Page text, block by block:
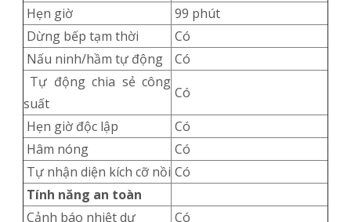
Hẹn giờ
99 phút
Dừng bếp tạm thời
Có
Nấu ninh/hầm tự động
Có
Tự động chia sẻ công
suất
Có
Hẹn giờ độc lập
Có
Hâm nóng
Có
Tự nhận diện kích cỡ nồi Có
Tính năng an toàn
Cảnh báo nhiệt dư
Có